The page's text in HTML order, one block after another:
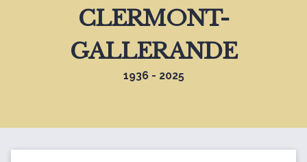
CLERMONT-
GALLERANDE
1936 - 2025